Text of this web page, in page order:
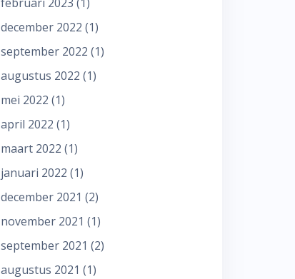
december 2022 (1)
september 2022 (1)
augustus 2022 (1)
mei 2022 (1)
april 2022 (1)
maart 2022 (1)
januari 2022 (1)
december 2021 (2)
november 2021 (1)
september 2021 (2)
augustus 2021 (1)